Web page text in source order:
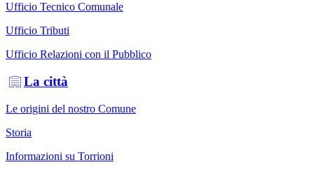
Ufficio Tecnico Comunale
Ufficio Tributi
Ufficio Relazioni con il Pubblico
La città
Le origini del nostro Comune
Storia
Informazioni su Torrioni